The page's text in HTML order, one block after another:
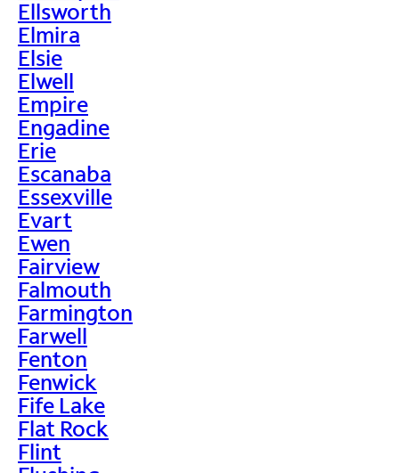
Ellsworth
Elmira
Elsie
Elwell
Empire
Engadine
Erie
Escanaba
Essexville
Evart
Ewen
Fairview
Falmouth
Farmington
Farwell
Fenton
Fenwick
Fife Lake
Flat Rock
Flint